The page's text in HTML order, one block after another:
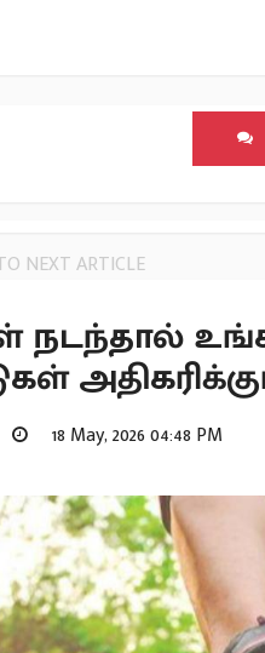
NEXT ARTICLE
நடந்தால்
18 May, 2026 04:48 PM